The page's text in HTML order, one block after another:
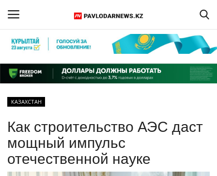
Регистрация
Главная
ПАВЛОДАРСКАЯ ОБЛАСТЬ
КАЗАХСТАН
КАЗАХСТАН
Как строительство АЭС даст
мощный импульс
отечественной науке